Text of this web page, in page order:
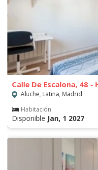
Calle De Escalona, 48 -
Aluche, Latina, Madrid
Habitación
Disponible Jan, 1 2027